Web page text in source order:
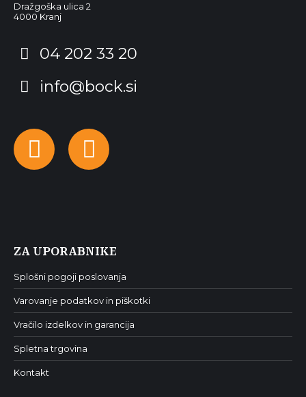
Dražgoška ulica 2
4000 Kranj
04 202 33 20
info@bock.si
FacebookInstagram
ZA UPORABNIKE
Splošni pogoji poslovanja
Varovanje podatkov in piškotki
Vračilo izdelkov in garancija
Spletna trgovina
Kontakt